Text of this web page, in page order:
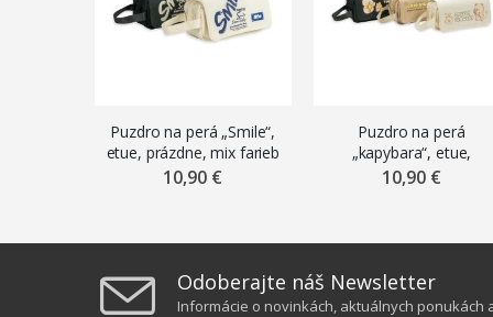
Puzdro na perá „Smile“,
etue, prázdne, mix farieb
10,90 €
Puzdro na perá
„kapybara“, etue,
prázdne, mix farieb
10,90 €
Odoberajte náš Newsletter
Informácie o novinkách, aktuálnych ponukách